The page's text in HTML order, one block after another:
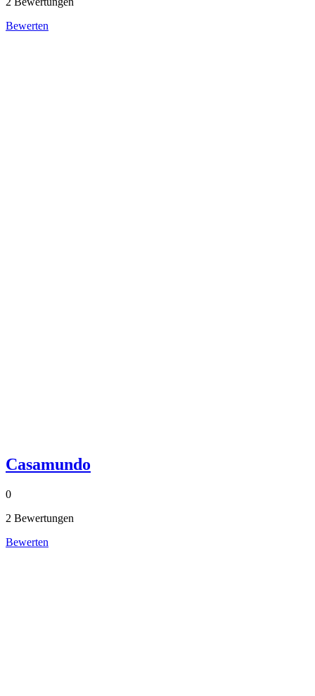
Bewerten
Casamundo
0
2 Bewertungen
Bewerten